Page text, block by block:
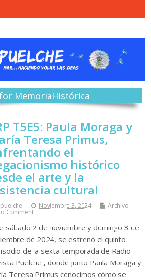
MemoriaHistórica
T5E5: Paula Moraga y
Teresa Primus,
el
histórico
el arte y la
cultural
Noviembre 3, 2024
Archivo
Comment
sábado 2 de noviembre y domingo 3 de
de 2024, se estrenó el quinto
de la sexta temporada de Radio
Puelche , donde junto Paula Moraga y
Teresa Primus conocimos cómo se